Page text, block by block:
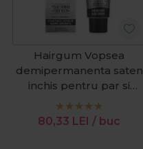
Hairgum Vopsea
demipermanenta saten
inchis pentru par si
barba Nr. 3 Dark Brown
60g
80,33 LEI / buc